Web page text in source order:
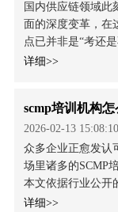
国内供应链领域此
面的深度变革，在
点已并非是“考还
详细>>
scmp培训机构
2026-02-13 15:08:10
众多企业正愈发认
场里诸多的SCMP
本文依据行业公开
详细>>